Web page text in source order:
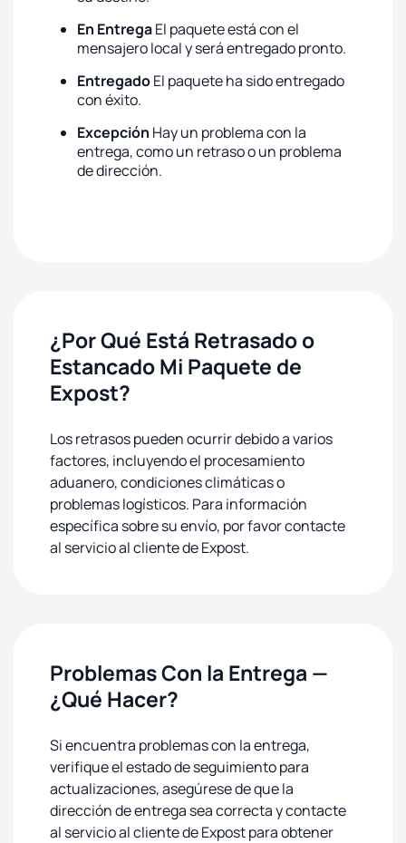
En EntregaEl paquete está con el
mensajero local y será entregado pronto.
EntregadoEl paquete ha sido entregado
con éxito.
Excepción Hay un problema con la
entrega, como un retraso o un problema
de dirección.
¿Por Qué Está Retrasado o
Estancado Mi Paquete de
Expost?
Los retrasos pueden ocurrir debido a varios
factores, incluyendo el procesamiento
aduanero, condiciones climáticas o
problemas logísticos. Para información
específica sobre su envío, por favor contacte
al servicio al cliente de Expost.
Problemas Con la Entrega —
¿Qué Hacer?
Si encuentra problemas con la entrega,
verifique el estado de seguimiento para
actualizaciones, asegúrese de que la
dirección de entrega sea correcta y contacte
al servicio al cliente de Expost para obtener